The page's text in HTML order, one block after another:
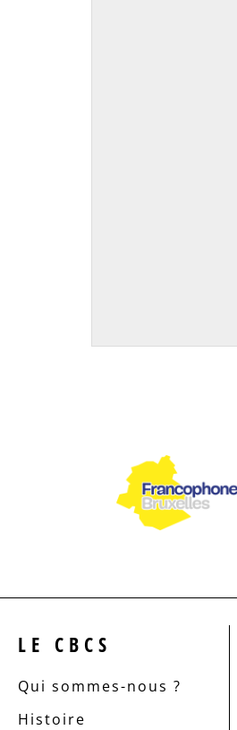
LE CBCS
Qui sommes-nous ?
Histoire